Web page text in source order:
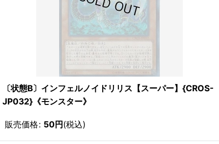
〔状態B〕インフェルノイドリリス【スーパー】{CROS-
JP032}《モンスター》
販売価格: 50円(税込)